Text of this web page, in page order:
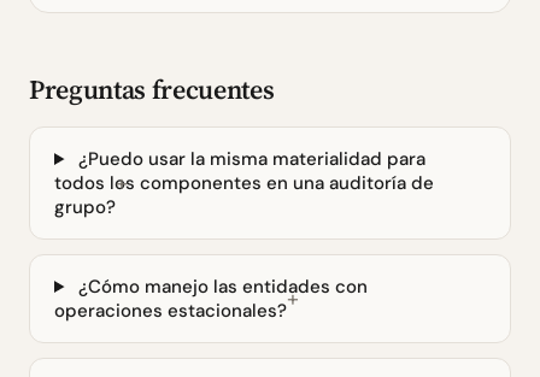
Preguntas frecuentes
¿Puedo usar la misma materialidad para
todos los componentes en una auditoría de
grupo?
¿Cómo manejo las entidades con
operaciones estacionales?